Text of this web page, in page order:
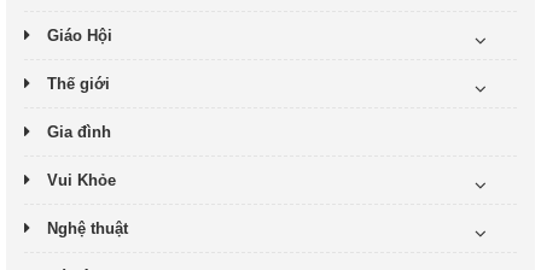
Giáo Hội
Thế giới
Gia đình
Vui Khỏe
Nghệ thuật